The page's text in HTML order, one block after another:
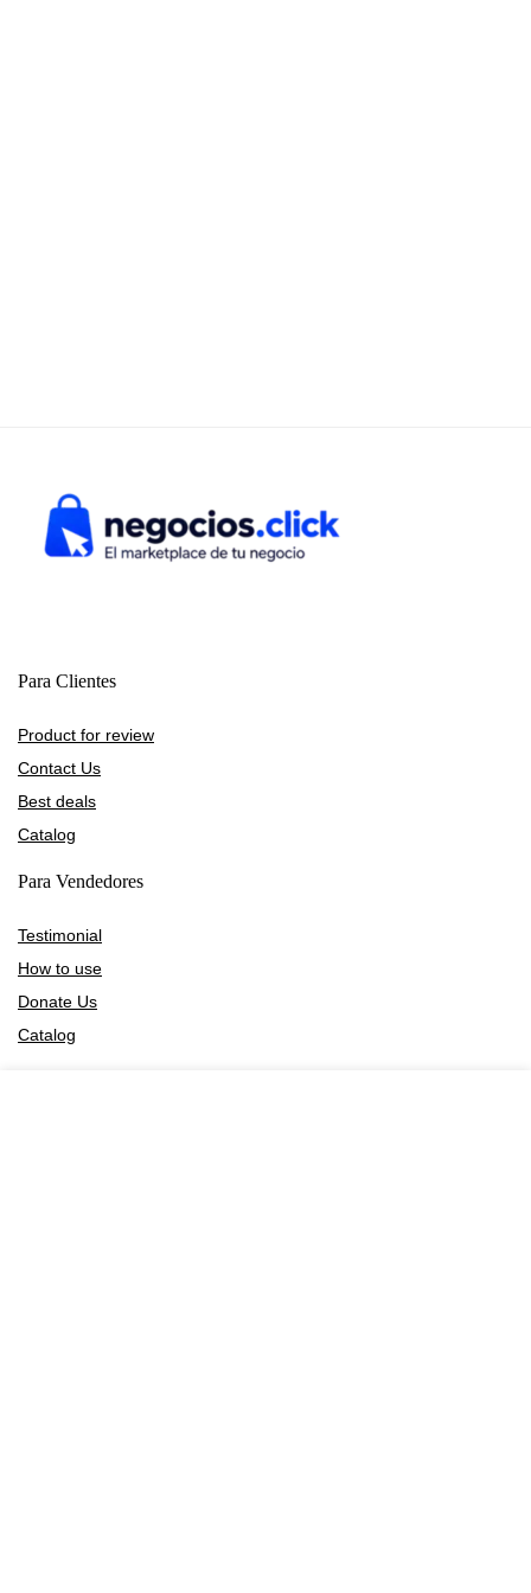
Para Clientes
Product for review
Contact Us
Best deals
Catalog
Para Vendedores
Testimonial
How to use
Donate Us
Catalog